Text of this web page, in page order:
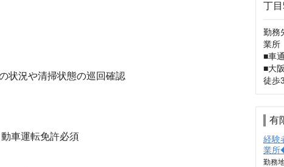
状況や清掃状態の巡回確認
車運転免許必須
勤務
業所
■車
■大
徒歩
有
経験
業所
勤務